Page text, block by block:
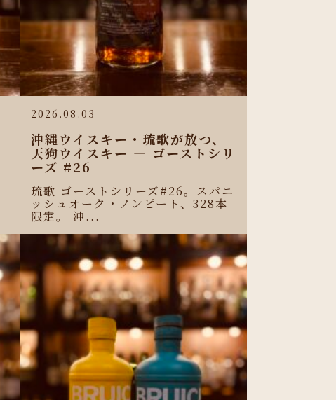
2026.08.03
沖縄ウイスキー・琉歌が放つ、
天狗ウイスキー ― ゴーストシリ
ーズ #26
琉歌 ゴーストシリーズ#26。スパニ
ッシュオーク・ノンピート、328本
限定。 沖...